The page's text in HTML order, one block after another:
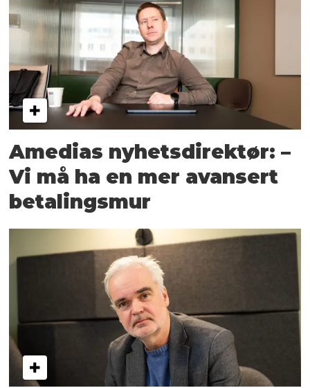
Amedias nyhetsdirektør: –
Vi må ha en mer avansert
betalingsmur